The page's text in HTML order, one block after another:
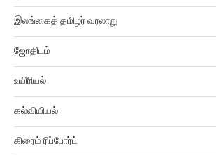
இலங்கைத் தமிழர் வரலாறு
ஜோதிடம்
உயிரியல்
கல்வியியல்
கிரைம் ரிப்போர்ட்